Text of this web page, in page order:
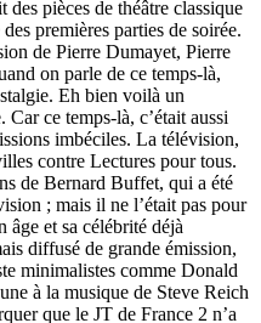
pièces de théâtre classique
premières parties de soirée.
de Pierre Dumayet, Pierre
on parle de ce temps-là,
Eh bien voilà un
ce temps-là, c’était aussi
imbéciles. La télévision,
contre Lectures pour tous.
de Bernard Buffet, qui a été
; mais il ne l’était pas pour
âge et sa célébrité déjà
diffusé de grande émission,
minimalistes comme Donald
à la musique de Steve Reich
que le JT de France 2 n’a